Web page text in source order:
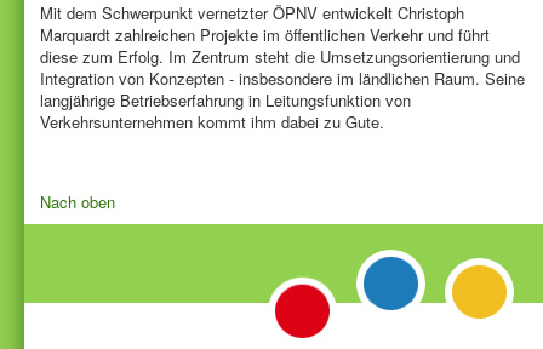
Mit dem Schwerpunkt vernetzter ÖPNV entwickelt Christoph
Marquardt zahlreichen Projekte im öffentlichen Verkehr und führt
diese zum Erfolg. Im Zentrum steht die Umsetzungsorientierung und
Integration von Konzepten - insbesondere im ländlichen Raum. Seine
langjährige Betriebserfahrung in Leitungsfunktion von
Verkehrsunternehmen kommt ihm dabei zu Gute.
Nach oben